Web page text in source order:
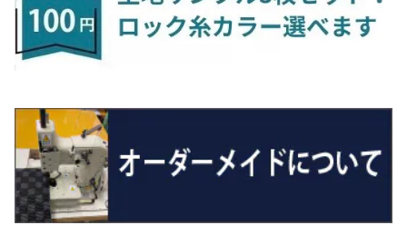
R5/6～ 40系
H22/12～R2/3 130系
ヴォクシー
H26/1～R4/1 80系
R4/1～ 90系
エスクァイア
H26/10～R3/12 80系
エスティマ
H18/1～H24/5（前期）
エスティマ・ハイブリッド
H27/10～R4/7 20系5人乗
H29/12～R4/7 20系7人乗
R4/11～ 10系
ＵＸ
H30/11～
R8/6～ 16系
R4/5～ B6AW
シーマ
H13/1～R4/8 F50・Y51
シルビア
H3/1～H11/1 S13・S14
H11/1～H14/11 S15
シルフィ
H24/12～R3/10 TB17
ジューク
R4/5~ XEAM10X・YEAM15X
ディアスワゴン
H21/9～R2/4 S300系
トレジア
H22/11～H28/3 120系
フォレスター
H14/2～ SG/SH/SJ/SK系
プレオ
H27/1～ HB36/37/97S
キャロルエコ
H24/11～H27/1 HB35S
スクラム
H17/9～ DG64/DG17
スクラムトラック
H25/9～ DG16T
デミオ
H28/6～R3/9 LA700V
ハイゼット・カーゴ
H16/12～ S300/S700系
ハイゼット・トラック
H11/1～ S200/S500系
ブーン
H28/4～R5/12 M700系
ミラ
H29/12～R7/10 MN71S
ジムニー
H3/6～ JA/JB系
ジムニーノマド
R7/4～ JC74W
ジムニーワイド/ジムニーシエラ
H10/1～H14/1 JB33/43W
スイフト/スイフトスポーツ
H25/1～ GG/GN系 5人乗
エクリプスクロス/エクリプスクロスPHEV
H30/3～ GK/GL系
タウンボックス
H26/2～ DS17/64W
ディグニティ
H24/7～H29/1 BHGY51
デリカＤ：２
R2/11～ JG3・JG4
R7/9~ JG5
N-VAN
H30/7～ JJ1・JJ2
N-VAN e:
R6/10~ JJ3
N‐WGN/N‐WGNカスタム
H25/11～ JH1・JH2・JH3・JH4
S660
H20/9～H29/1 5NC系
トゥアレグ
H15/9～H30/4 7L/7P系
パサート
H23/5～H27/7 3CCAX
H27/7～ 3CC/3CD系
ザ・ビートル
H24/4～R3/4 16C系
ポロ
H30/6～
Ｅクラス
H28/7～
ＧＬＡクラス
H26/5～R2/6
ＧＬＥクラス
R1/6～
Ｓクラス